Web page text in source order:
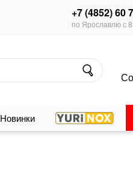
+7 (4852) 60
по Ярославлю с
Новинки